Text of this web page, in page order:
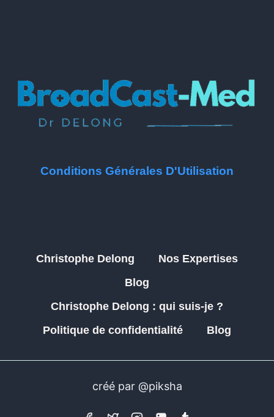
Conditions Générales D'Utilisation
Christophe Delong
Nos Expertises
Blog
Christophe Delong : qui suis-je ?
Politique de confidentialité
Blog
créé par @piksha